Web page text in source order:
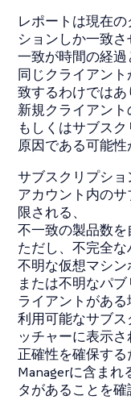
レポートは現在
ションしか一致さ
一致が時間の経過
同じクライアン
致するわけではあ
新規クライアント
もしくはサブス
原因である可能性
サブスクリプショ
アカウント内の
限される、
不一致の製品数を
ただし、不完全な
不明な仮想マシン
または不明なパ
ライアントがある
利用可能なサブ
ッチャーに表示さ
正確性を確保する
Managerに含ま
タがあることを確